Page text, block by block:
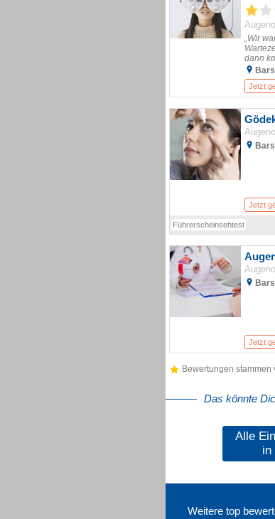
„Wir
dann
Jetzt
Jetzt
Führerscheinsehtest
Jetzt
Bewertungen stammen
Das könnte
Alle
in
Weitere top